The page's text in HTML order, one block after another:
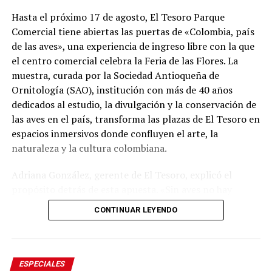
Hasta el próximo 17 de agosto, El Tesoro Parque
Comercial tiene abiertas las puertas de «Colombia, país
de las aves», una experiencia de ingreso libre con la que
el centro comercial celebra la Feria de las Flores. La
muestra, curada por la Sociedad Antioqueña de
Ornitología (SAO), institución con más de 40 años
dedicados al estudio, la divulgación y la conservación de
las aves en el país, transforma las plazas de El Tesoro en
espacios inmersivos donde confluyen el arte, la
naturaleza y la cultura colombiana.
flores. Por esta razón abrimos nuestra celebración de la
Feria de las Flores con ‘Colombia, país de las aves’, una
propósito: diseñar espacios que nos enseñen sobre
CONTINUAR LEYENDO
ESPECIALES